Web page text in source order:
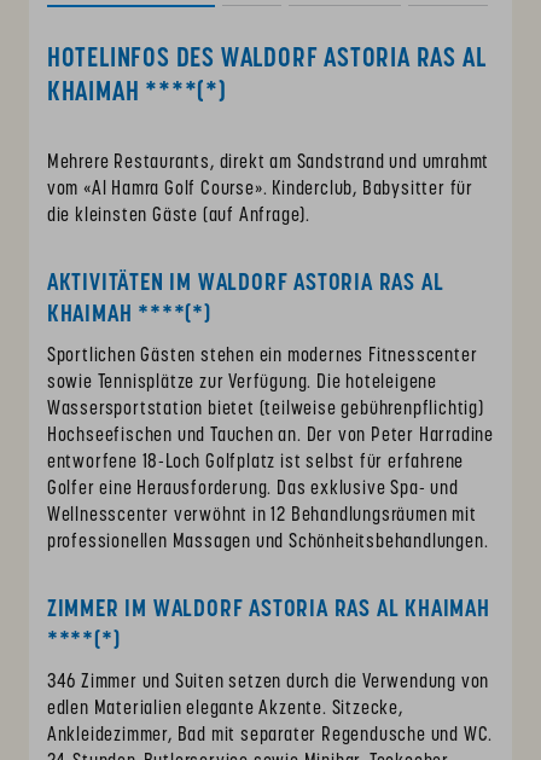
HOTELINFOS DES WALDORF ASTORIA RAS AL
KHAIMAH ****(*)
Mehrere Restaurants, direkt am Sandstrand und umrahmt
vom «Al Hamra Golf Course». Kinderclub, Babysitter für
die kleinsten Gäste (auf Anfrage).
AKTIVITÄTEN IM WALDORF ASTORIA RAS AL
KHAIMAH ****(*)
Sportlichen Gästen stehen ein modernes Fitnesscenter
sowie Tennisplätze zur Verfügung. Die hoteleigene
Wassersportstation bietet (teilweise gebührenpflichtig)
Hochseefischen und Tauchen an. Der von Peter Harradine
entworfene 18-Loch Golfplatz ist selbst für erfahrene
Golfer eine Herausforderung. Das exklusive Spa- und
Wellnesscenter verwöhnt in 12 Behandlungsräumen mit
professionellen Massagen und Schönheitsbehandlungen.
ZIMMER IM WALDORF ASTORIA RAS AL KHAIMAH
****(*)
346 Zimmer und Suiten setzen durch die Verwendung von
edlen Materialien elegante Akzente. Sitzecke,
Ankleidezimmer, Bad mit separater Regendusche und WC.